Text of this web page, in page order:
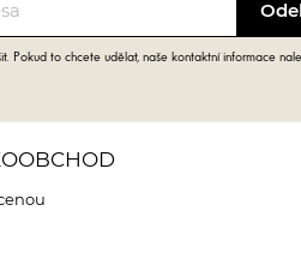
Pokud to chcete udělat, naše kontaktní informace